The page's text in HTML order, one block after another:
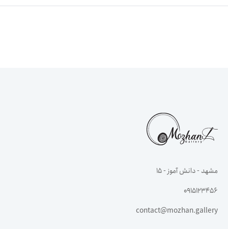
مشهد - دانش آموز - ۱۵
0915123456
contact@mozhan.gallery